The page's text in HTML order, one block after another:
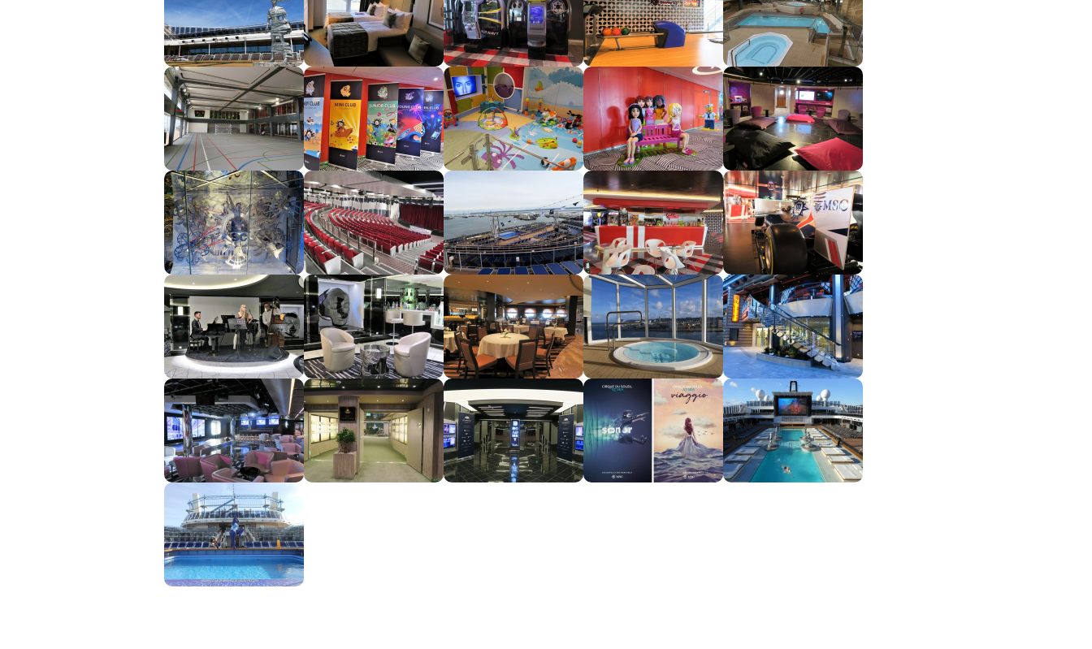
Antarktída
Arktída
Expedičné plavby
Galapágy
Potvrdiť